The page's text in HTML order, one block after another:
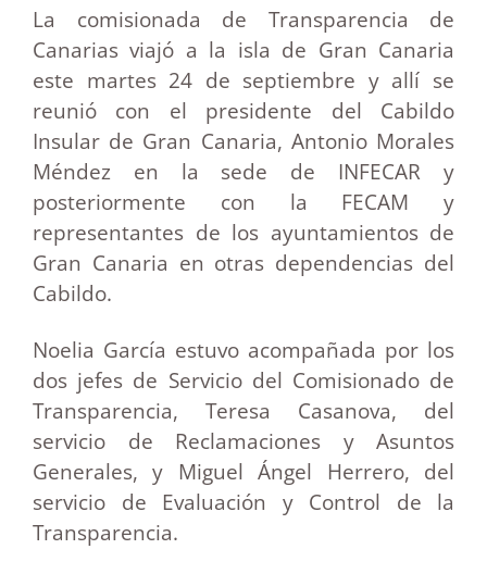
La comisionada de Transparencia de
Canarias viajó a la isla de Gran Canaria
este martes 24 de septiembre y allí se
reunió con el presidente del Cabildo
Insular de Gran Canaria, Antonio Morales
Méndez en la sede de INFECAR y
posteriormente con la FECAM y
representantes de los ayuntamientos de
Gran Canaria en otras dependencias del
Cabildo.
Noelia García estuvo acompañada por los
dos jefes de Servicio del Comisionado de
Transparencia, Teresa Casanova, del
servicio de Reclamaciones y Asuntos
Generales, y Miguel Ángel Herrero, del
servicio de Evaluación y Control de la
Transparencia.